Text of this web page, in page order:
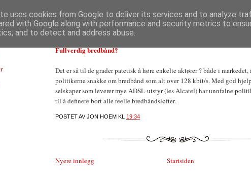
Fullverdig bredbånd?
Det er så til de grader patetisk å høre enkelte aktører ? både i
politikerne snakke om bredbånd som alt over 128 kbit/s. Med god
selskaper som leverer mye ADSL-utstyr (les Alcatel) har unnfalne
til å definere bort alle reelle bredbåndsløfter.
POSTET AVJON HOEM KL 19:34
Nyere innlegg Startsiden
uses cookies from Google to deliver its services and to analyze
with Google along with performance and security metrics to
and to detect and address abuse.